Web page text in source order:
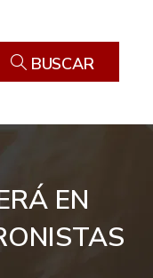
BUSCAR
EN